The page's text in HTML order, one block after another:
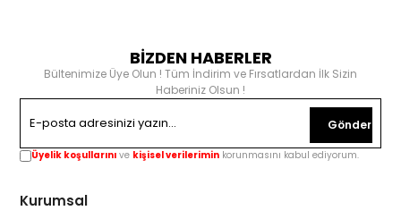
BİZDEN HABERLER
Bültenimize Üye Olun ! Tüm İndirim ve Fırsatlardan İlk Sizin
Haberiniz Olsun !
Gönder
Üyelik koşullarını ve kişisel verilerimin korunmasını kabul ediyorum.
Kurumsal